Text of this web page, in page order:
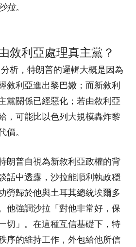
拉。
敘利亞處理真主黨？
分析，特朗普的邏輯大概是因為
敘利亞進出黎巴嫩；而新敘利
黨關係已經惡化；若由敘利亞
，可能比以色列大規模轟炸黎
價。
朗普自視為新敘利亞政權的背
話中透露，沙拉能順利執政穩
勞歸於他與土耳其總統埃爾多
他強調沙拉「對他非常好，保
切」。在這種互信基礎下，特
序的維持工作，外包給他所信